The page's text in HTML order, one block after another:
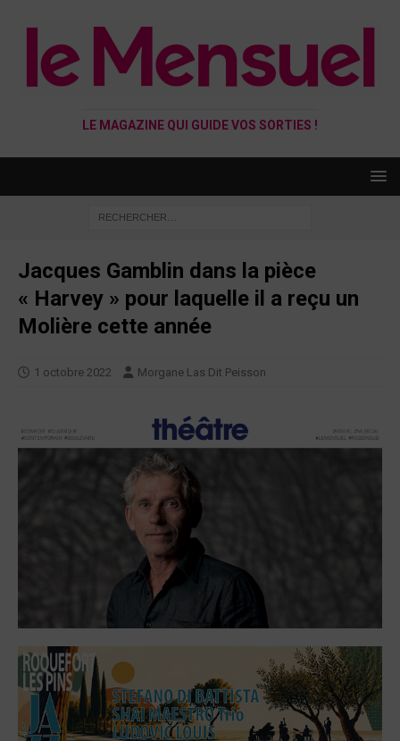
LE MAGAZINE QUI GUIDE VOS SORTIES !
Jacques Gamblin dans la pièce
« Harvey » pour laquelle il a reçu un
Molière cette année
1 octobre 2022 Morgane Las Dit Peisson